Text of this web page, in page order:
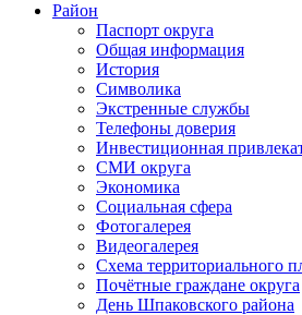
Район
Паспорт округа
Общая информация
История
Символика
Экстренные службы
Телефоны доверия
Инвестиционная
СМИ округа
Экономика
Социальная сфера
Фотогалерея
Видеогалерея
Схема территориального
Почётные граждане округа
День Шпаковского района